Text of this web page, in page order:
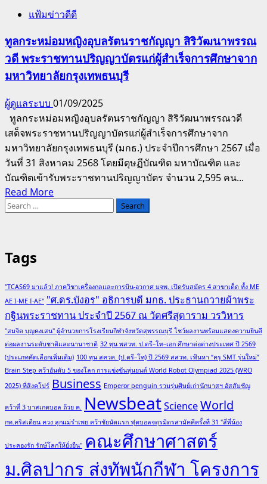
แฟ้มข่าวดีดี
ทูลกระหม่อมหญิงอุบลรัตนราชกัญญา สิริวัฒนาพรรณ
วดี พระราชทานปริญญาบัตรแก่ผู้สำเร็จการศึกษาจาก
มหาวิทยาลัยกรุงเทพธนบุรี
ผู้ดูแลระบบ 01/09/2025
ทูลกระหม่อมหญิงอุบลรัตนราชกัญญา สิริวัฒนาพรรณวดี
เสด็จพระราชทานปริญญาบัตรแก่ผู้สำเร็จการศึกษาจาก
มหาวิทยาลัยกรุงเทพธนบุรี (มกธ.) ประจำปีการศึกษา 2567 เมื่อ
วันที่ 31 สิงหาคม 2568 โดยมีดุษฏีบัณฑิต มหาบัณฑิต และ
บัณฑิตเข้ารับพระราชทานปริญญาบัตร จำนวน 2,595 คน...
Read MoreRead
รัตน
ราช
กัญญา
สิริ
วัฒนา
พรรณ
วดี
พระราชทาน
ปริญญา
บัตร
แก่
สำเร็จ
Search
Tags
"TCAS69 มาแล้ว! ภาควิชาเครื่องกลและการบิน-อวกาศ มจพ. เปิดรับสมัคร 4 สาขาเด็ด ทั้ง ME
AE I-ME I-AE" "ศ.ดร.บังอร" อธิการบดี มกธ. ประธานถวายผ้าพระ
กฐินพระราชทาน ประจำปี 2567 ณ วัดศรีสุดาราม วรวิหาร
"สมจิต บุญคงเสน" ผู้อำนวยการโรงเรียนกีฬาจังหวัดสุพรรณบุรี โชว์ผลงานพร้อมแสดงความยินดี
ต่อผลงานระดับชาติและนานาชาติ 32 ทุน พสวท. ป.ตรี–โท–เอก ศึกษาต่อต่างประเทศ ปี 2569
(ประเภทคัดเลือกเพิ่มเติม) 100 ทุน สควค. (ป.ตรี–โท) ปี 2569 สสวท. เฟ้นหา “ครู SMT รุ่นใหม่”
Brain Step คว้าอันดับ 5 ของโลก การแข่งขันหุ่นยนต์ World Robot Olympiad 2025 (WRO
2025) ที่สิงคโปร์ Business Emperor penguin รวมรุ่นศิษย์เก่านักบาสฯ อัสสัมชัญ
คว้าที่ 3 บาสเกตบอล ถ้วย ค. NewsbeatScienceWorld
กท.คริสเตียน ควง ลูกแม่รำเพย คว้าชัยนัดแรก ฟุตบอลจตุรมิตรสามัคคีครั้งที่ 31 "สี่พี่น้อง
ประคองรัก รักษ์โลกให้ยั่งยืน" คณะศึกษาศาสตร์
ม.ศิลปากร ส่งทัพนักกีฬา โครงการ